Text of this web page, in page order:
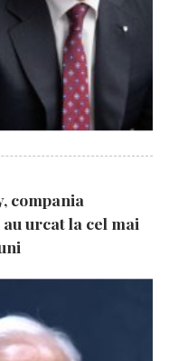
compania
urcat la cel mai